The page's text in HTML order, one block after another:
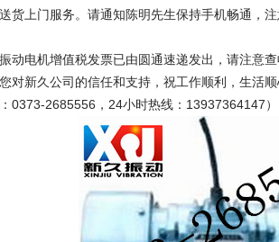
货上门服务。请通知陈明先生保持手机畅通，
电机增值税发票已由圆通速递发出，请注意查
新久公司的信任和支持，祝工作顺利，生活顺
0373-2685556，24小时热线：13937364147）